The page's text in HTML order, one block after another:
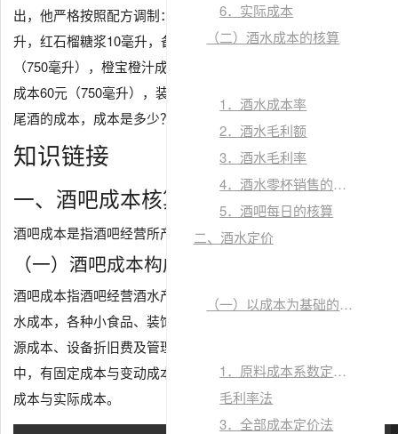
6．实际成本
（二）酒水成本的核算
1．酒水成本率
2．酒水毛利额
3．酒水毛利率
4．酒水零杯销售的核算
5．酒吧每日的核算
二、酒水定价
（一）以成本为基础的定价方法
1．原料成本系数定价法
毛利率法
3．全部成本定价法
出，他严格按照配方调制：银龙舌兰酒60毫升，橙汁150毫
升，红石榴糖浆10毫升，备注：银龙舌兰进货成本1瓶75元
（750毫升），橙宝橙汁成本20元（1000毫升），红石榴糖浆
成本60元（750毫升），装饰费用1元。应该如何计算此杯鸡
尾酒的成本，成本是多少？
知识链接
一、酒吧成本核算
酒吧成本是指酒吧经营所产生的各项费用和支出。
（一）酒吧成本构成
酒吧成本指酒吧经营酒水产品时发生的各项费用支出包括酒
水成本，各种小食品、装饰品与调味品成本，人工成本、能
源成本、设备折旧费及管理费等。在酒吧经营的各项成本
中，有固定成本与变动成本、可控成本与不可控成本、标准
成本与实际成本。
手机扫一扫，轻松掌上读
关闭
文档下载
你与大神的距离，只差一个APP
请下载您需要的格式的文档，随时随地，享受汲取知识的乐趣！
PDF文档 EPUB文档 MOBI 文档
关闭窗口
微信小程序阅读